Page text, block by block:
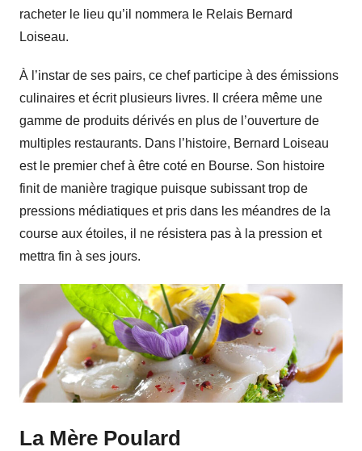
racheter le lieu qu’il nommera le Relais Bernard
Loiseau.
À l’instar de ses pairs, ce chef participe à des émissions
culinaires et écrit plusieurs livres. Il créera même une
gamme de produits dérivés en plus de l’ouverture de
multiples restaurants. Dans l’histoire, Bernard Loiseau
est le premier chef à être coté en Bourse. Son histoire
finit de manière tragique puisque subissant trop de
pressions médiatiques et pris dans les méandres de la
course aux étoiles, il ne résistera pas à la pression et
mettra fin à ses jours.
La Mère Poulard